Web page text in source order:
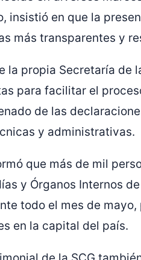
insistió en que la
más transparentes y
la propia Secretaría de
para facilitar el
de las
y administrativas.
que más de mil
y Órganos Internos
todo el mes de
en la capital del país.